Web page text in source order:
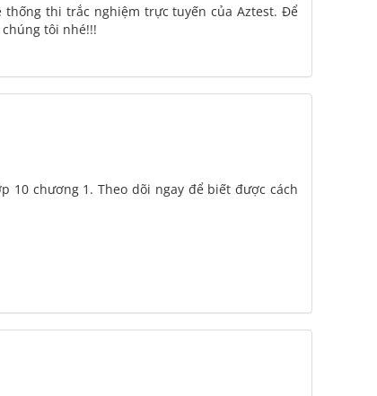
thi trắc nghiệm trực tuyến của Aztest. Để
tôi nhé!!!
10 chương 1. Theo dõi ngay để biết được cách